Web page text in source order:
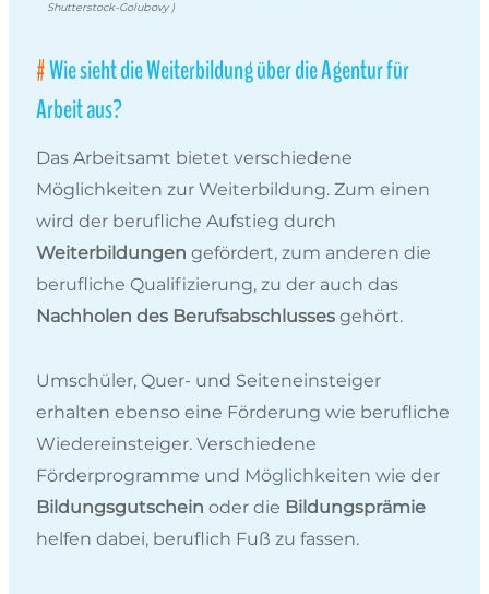
Shutterstock-Golubovy )
Wie sieht die Weiterbildung über die Agentur für
Arbeit aus?
Das Arbeitsamt bietet verschiedene
Möglichkeiten zur Weiterbildung. Zum einen
wird der berufliche Aufstieg durch
Weiterbildungen gefördert, zum anderen die
berufliche Qualifizierung, zu der auch das
Nachholen des Berufsabschlusses gehört.
Umschüler, Quer- und Seiteneinsteiger
erhalten ebenso eine Förderung wie berufliche
Wiedereinsteiger. Verschiedene
Förderprogramme und Möglichkeiten wie der
Bildungsgutschein oder die Bildungsprämie
helfen dabei, beruflich Fuß zu fassen.